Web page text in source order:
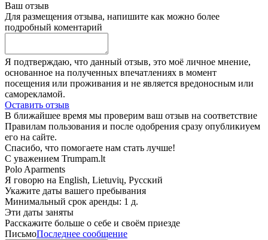
Ваш отзыв
Для размещения отзыва, напишите как можно более
подробный коментарий
Я подтверждаю, что данный отзыв, это моё личное мнение,
основанное на полученных впечатлениях в момент
посещения или проживания и не является вредоносным или
саморекламой.
Оставить отзыв
В ближайшее время мы проверим ваш отзыв на соответствие
Правилам пользования и после одобрения сразу опубликиуем
его на сайте.
Спасибо, что помогаете нам стать лучше!
С уважением Trumpam.lt
Polo Aparments
Я говорю на English, Lietuvių, Русский
Укажите даты вашего пребывания
Минимальный срок аренды: 1 д.
Эти даты заняты
Расскажите больше о себе и своём приезде
ПисьмоПоследнее сообщение